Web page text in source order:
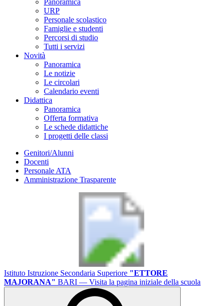
Panoramica
URP
Personale scolastico
Famiglie e studenti
Percorsi di studio
Tutti i servizi
Novità
Panoramica
Le notizie
Le circolari
Calendario eventi
Didattica
Panoramica
Offerta formativa
Le schede didattiche
I progetti delle classi
Genitori/Alunni
Docenti
Personale ATA
Amministrazione Trasparente
Istituto Istruzione Secondaria Superiore "ETTORE
MAJORANA" BARI — Visita la pagina iniziale della scuola